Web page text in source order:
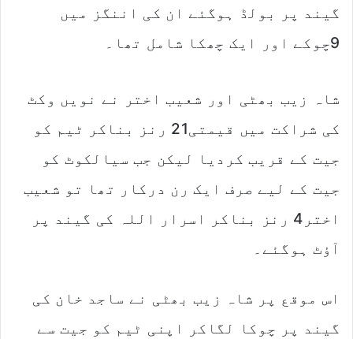
گیند پر بولڈ ہوگئے ان کی اننگز میں
9چوکے اور ایک چھکا شامل تھا۔
شاہ زیب بھٹی اور شعیب اختر نے نویں وکٹ
کی شراکت میں قیمتی21 رنز بناکر ٹیم کو
جیت کے قریب کردیا لیکن جب سیالکوٹ کو
جیت کے لیے صرف ایک رن درکار تھا تو شعیب
اختر4 رنز بناکر اسرار اللہ کی گیند پر
آؤٹ ہوگئے۔
اس موقع پر شاہ زیب بھٹی نے ساجد خان کی
گیند پر چوکا لگاکر اپنی ٹیم کو جیت سے